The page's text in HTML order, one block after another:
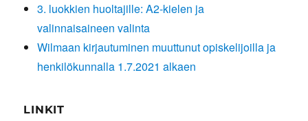
3. luokkien huoltajille: A2-kielen ja
valinnaisaineen valinta
Wilmaan kirjautuminen muuttunut opiskelijoilla ja
henkilökunnalla 1.7.2021 alkaen
LINKIT